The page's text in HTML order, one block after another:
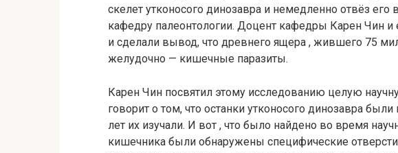
скелет утконосого динозавра и немедленно отвёз его
кафедру палеонтологии. Доцент кафедры Карен Чин и
и сделали вывод, что древнего ящера , жившего 75
желудочно — кишечные паразиты.
Карен Чин посвятил этому исследованию целую
говорит о том, что останки утконосого динозавра
лет их изучали. И вот , что было найдено во время
кишечника были обнаружены специфические